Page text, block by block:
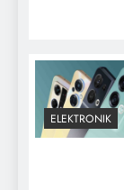
ELEKTRONIK